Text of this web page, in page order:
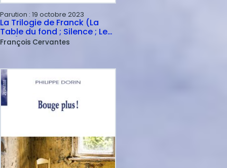
Parution : 19 octobre 2023
La Trilogie de Franck (La
Table du fond ; Silence ; Le
Soir)
François Cervantes